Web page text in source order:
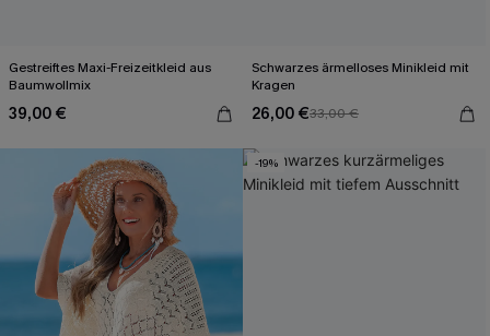
Gestreiftes Maxi-Freizeitkleid aus
Baumwollmix
39,00 €
Schwarzes ärmelloses Minikleid mit
Kragen
26,00 €33,00 €
-19%